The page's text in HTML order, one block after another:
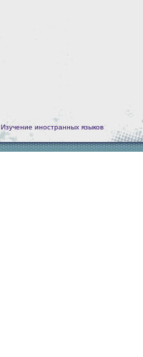
Изучение иностранных языков